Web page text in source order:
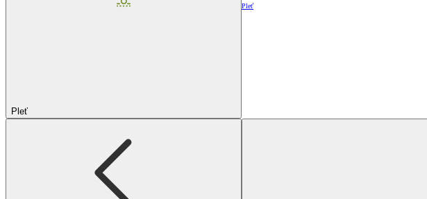
Pleť
Pleť